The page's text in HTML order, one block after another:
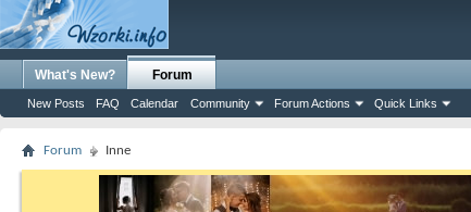
What's New? Forum
New Posts FAQ Calendar Community Forum Actions Quick Links
Forum Inne